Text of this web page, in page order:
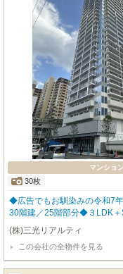
マンショ
30枚
◆広告でもお馴染みの令和7
30階建／25階部分◆３LDK
吊戸棚、玄関全身鏡、玄関
空間◆スカイラウンジや宅配
◆断熱性のある構造で光熱費
問い合わせください。
(株)三光リアルティ
この会社の全物件を見る